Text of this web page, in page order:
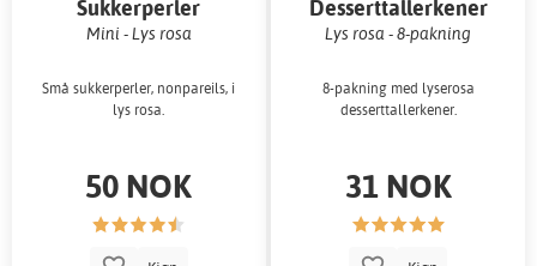
Sukkerperler
Mini - Lys rosa
Små sukkerperler, nonpareils, i
lys rosa.
50 NOK
Desserttallerkener
Lys rosa - 8-pakning
8-pakning med lyserosa
desserttallerkener.
31 NOK